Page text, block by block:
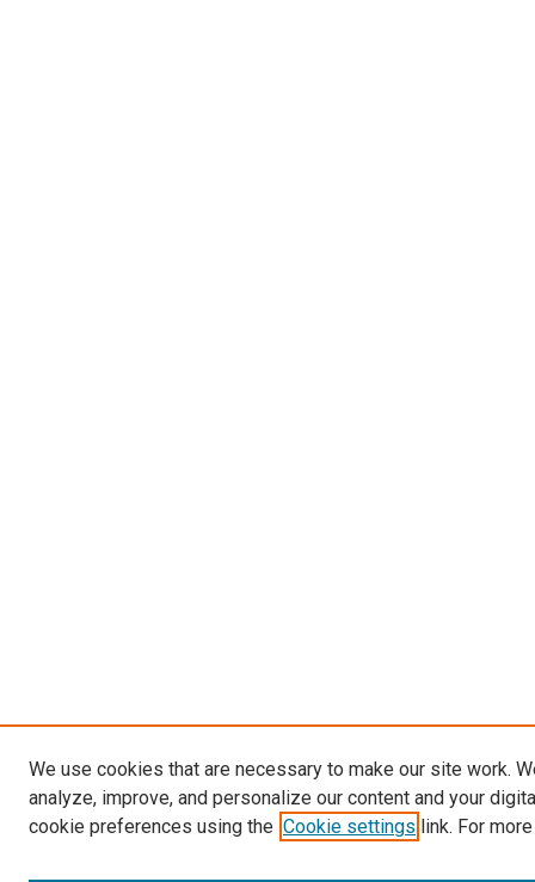
We use cookies that are necessary to make our site work.
analyze, improve, and personalize our content and your
cookie preferences using the Cookie settings link. For